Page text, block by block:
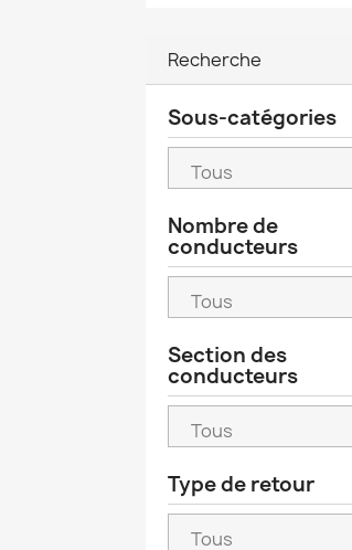
Recherche
Sous-catégories
Nombre de
conducteurs
Section des
conducteurs
Type de retour